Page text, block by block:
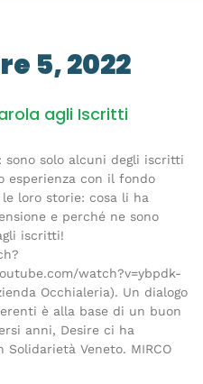
5, 2022
agli Iscritti
sono solo alcuni degli iscritti
esperienza con il fondo
loro storie: cosa li ha
e perché ne sono
iscritti!
watch?v=ybpdk-
Occhialeria). Un dialogo
è alla base di un buon
anni, Desire ci ha
Veneto. MIRCO